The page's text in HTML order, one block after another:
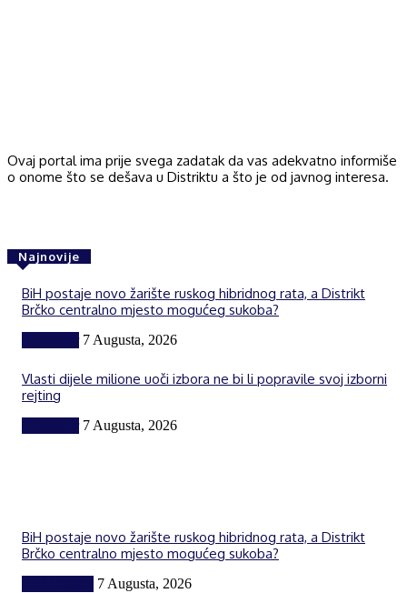
Ovaj portal ima prije svega zadatak da vas adekvatno informiše
o onome što se dešava u Distriktu a što je od javnog interesa.
Najnovije
BiH postaje novo žarište ruskog hibridnog rata, a Distrikt
Brčko centralno mjesto mogućeg sukoba?
7 Augusta, 2026
Vlasti dijele milione uoči izbora ne bi li popravile svoj izborni
rejting
7 Augusta, 2026
BiH postaje novo žarište ruskog hibridnog rata, a Distrikt
Brčko centralno mjesto mogućeg sukoba?
7 Augusta, 2026